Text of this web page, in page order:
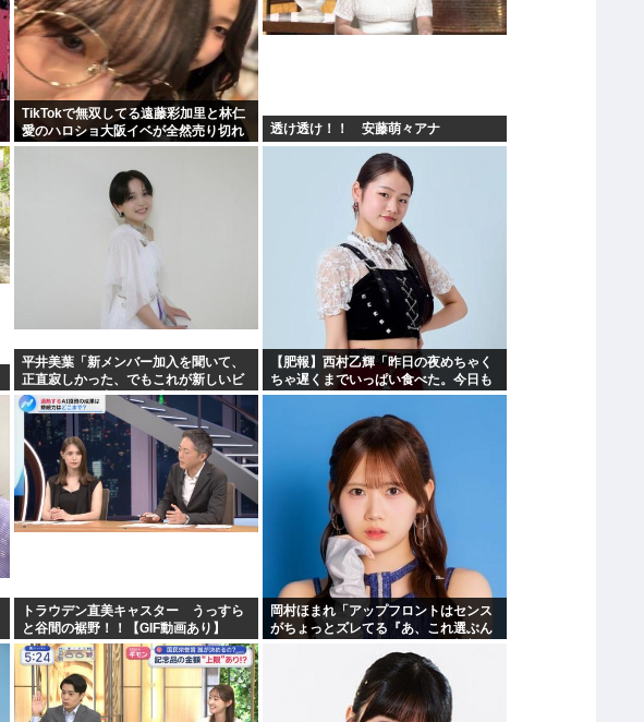
TikTokで無双してる遠藤彩加里と林仁
愛のハロショ大阪イベが全然売り切れ
ないのは何故？ボトム2の有
透け透け！！ 安藤萌々アナ
平井美葉「新メンバー加入を聞いて、
正直寂しかった、でもこれが新しいビ
ヨなんだと、寂しさを受け止めるこ
【肥報】西村乙輝「昨日の夜めちゃく
ちゃ遅くまでいっぱい食べた。今日も
いっぱい食べてやる」
トラウデン直美キャスター うっすら
と谷間の裾野！！【GIF動画あり】
岡村ほまれ「アップフロントはセンス
がちょっとズレてる『あ、これ選ぶん